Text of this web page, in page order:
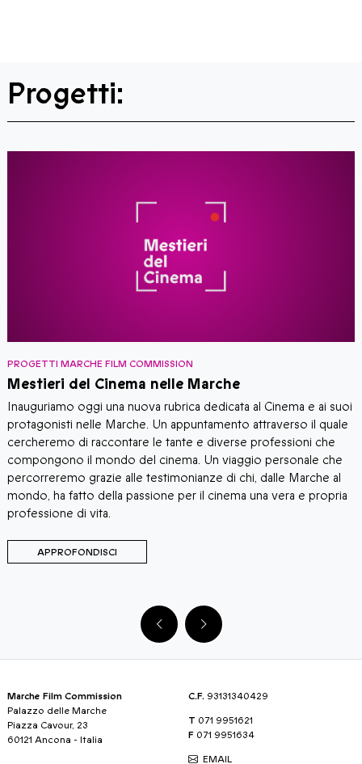
Progetti:
PROGETTI MARCHE FILM COMMISSION
Mestieri del Cinema nelle Marche
Inauguriamo oggi una nuova rubrica dedicata al Cinema e ai suoi
protagonisti nelle Marche. Un appuntamento attraverso il quale
cercheremo di raccontare le tante e diverse professioni che
compongono il mondo del cinema. Un viaggio personale che
percorreremo grazie alle testimonianze di chi, dalle Marche al
mondo, ha fatto della passione per il cinema una vera e propria
professione di vita.
APPROFONDISCI
Marche Film Commission
Palazzo delle Marche
Piazza Cavour, 23
60121 Ancona - Italia
C.F. 93131340429
T 071 9951621
F 071 9951634
EMAIL